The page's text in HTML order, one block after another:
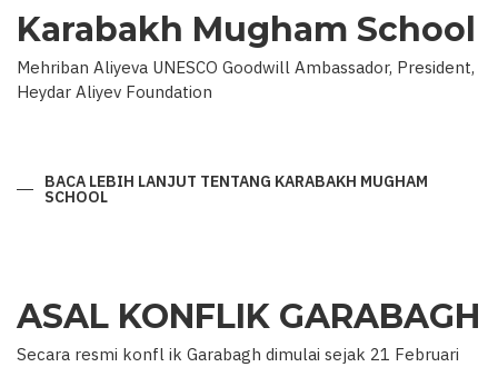
Karabakh Mugham School
Mehriban Aliyeva UNESCO Goodwill Ambassador, President,
Heydar Aliyev Foundation
BACA LEBIH LANJUT TENTANG KARABAKH MUGHAM
SCHOOL
ASAL KONFLIK GARABAGH
Secara resmi konfl ik Garabagh dimulai sejak 21 Februari